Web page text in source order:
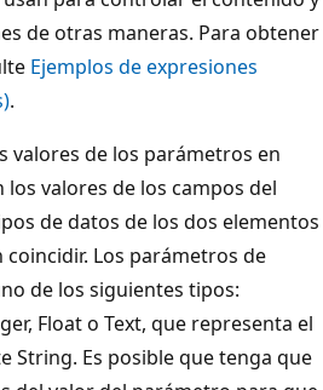
de otras maneras. Para obtener
Ejemplos de expresiones
.
valores de los parámetros en
valores de los campos del
de datos de los dos elementos
Los parámetros de
de los siguientes tipos:
Float o Text, que representa el
String. Es posible que tenga que